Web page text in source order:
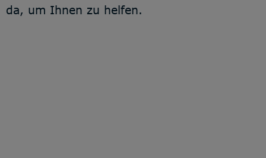
da, um Ihnen zu helfen.